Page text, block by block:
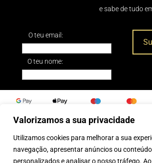
Valorizamos a sua privacidade
Utilizamos cookies para melhorar a sua
navegação, apresentar anúncios ou
personalizados e analisar o nosso tráfego.
e sabe de tudo
O teu email:
O teu nome: